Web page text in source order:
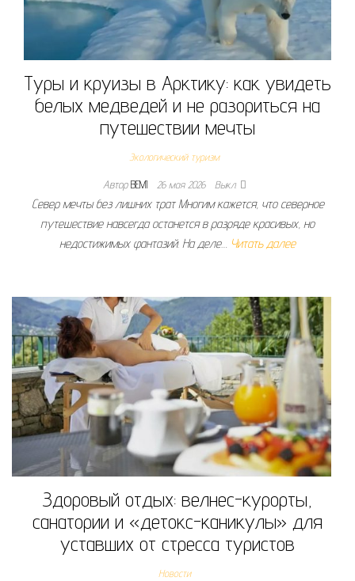
Туры и круизы в Арктику: как увидеть
белых медведей и не разориться на
путешествии мечты
Экологический туризм
АвторBEMI 26 мая 2026 Выкл.
Север мечты без лишних трат Многим кажется, что северное
путешествие навсегда останется в разряде красивых, но
недостижимых фантазий. На деле… Читать далее
Здоровый отдых: велнес-курорты,
санатории и «детокс-каникулы» для
уставших от стресса туристов
Новости